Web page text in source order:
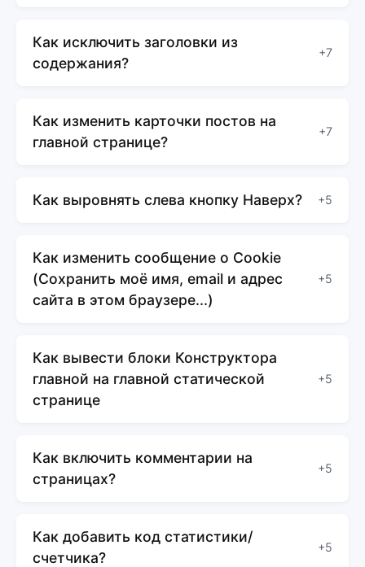
Как исключить заголовки из
содержания?
+7
Как изменить карточки постов на
главной странице?
+7
Как выровнять слева кнопку Наверх? +5
Как изменить сообщение о Cookie
(Сохранить моё имя, email и адрес
сайта в этом браузере...)
+5
Как вывести блоки Конструктора
главной на главной статической
странице
+5
Как включить комментарии на
страницах?
+5
Как добавить код статистики/
счетчика?
+5